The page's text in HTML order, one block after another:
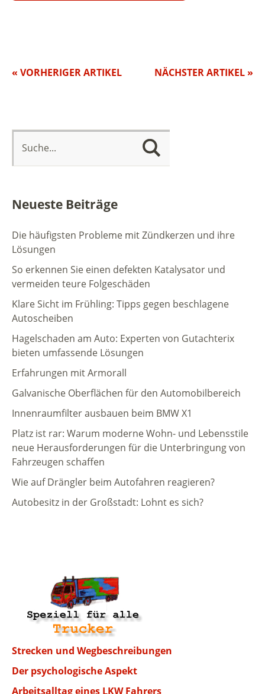
NÄCHSTER ARTIKEL »
« VORHERIGER ARTIKEL
Neueste Beiträge
Die häufigsten Probleme mit Zündkerzen und ihre
Lösungen
So erkennen Sie einen defekten Katalysator und
vermeiden teure Folgeschäden
Klare Sicht im Frühling: Tipps gegen beschlagene
Autoscheiben
Hagelschaden am Auto: Experten von Gutachterix
bieten umfassende Lösungen
Erfahrungen mit Armorall
Galvanische Oberflächen für den Automobilbereich
Innenraumfilter ausbauen beim BMW X1
Platz ist rar: Warum moderne Wohn- und Lebensstile
neue Herausforderungen für die Unterbringung von
Fahrzeugen schaffen
Wie auf Drängler beim Autofahren reagieren?
Autobesitz in der Großstadt: Lohnt es sich?
Strecken und Wegbeschreibungen
Der psychologische Aspekt
Arbeitsalltag eines LKW Fahrers